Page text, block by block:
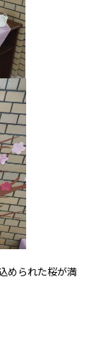
められた桜が満